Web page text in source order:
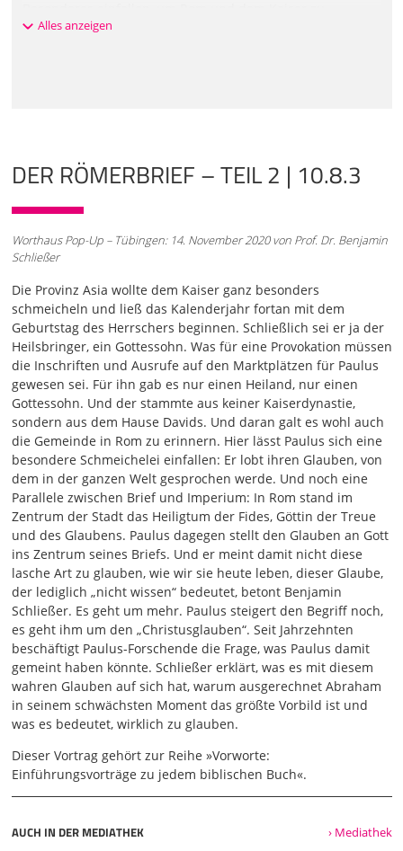
schmeicheln. Mit dem Geburtstag des göttlichen Kaisers
gegeben. Sie wäre dem Untergang verfallen, wenn nicht in
dem heute Geborenen für alle Menschen ein
gemeinsames Heil aufgestrahlt wäre. Nun endlich ist die
richtig urteilt, wird in diesem Geburtstag den Anfang des
Lebens und der Lebenskräfte für sich erkennen. Es ist
unmöglich, in gebührender Weise für so große Wohltaten
zu danken, die dieser Tag uns gebracht hat. Die
Vorsehung, die über allem Leben waltet, hat diesen Mann
zum Heil der Menschen mit solchen Gaben erfüllt, dass er
uns und den kommenden Geschlechtern als Retter
gesandt ist." Der Geburtstag des Gottes aber war für die
Welt Anfang der von ihm
02:00
ausgehenden guten Botschaften, nämlich Evangelien. Die
Geistideologie stand Paulus vor Augen, wenn er mit den
Menschen ins Gespräch kommt, wenn er predigt, wenn er
seine Briefe schreibt. Der Geburtstag des Gottessohns
verändert die Welt. Er ist der Ausgangspunkt aller guten
Nachrichten, also aller Evangelien. Er erinnert an das Heil,
das der Weltenretter verkörpert. Natürlich waren solche
Ideen für ihn mehr als ein attraktiver Anknüpfungspunkt.
Sie waren zugleich eine krasse Provokation für ihn als
Juden. Ihm, der große Teile der griechischen Bibel
auswendig kennt und der sich gerade mit prophetischen
Traditionen identifiziert: Für ihn ergibt sich wie von selbst
eine Verbindung zu Sätzen aus Jesaja: "Wie lieblich klingen
die Schritte des Freudenboten" - also des Evangelisten -
"auf den Bergen, der Frieden verkündet, der
gute Botschaft bringt, der Rettung verkündet, der zu Zion
spricht, dein Gott ist König geworden", Jesaja 52 Vers 7.
Paulus schafft daraus seine eigene Provokation. Er, Paulus,
verkündet. Inhalt des Evangeliums ist der Sohn Gottes,
Alles anzeigen
DER RÖMERBRIEF – TEIL 2 | 10.8.3
Worthaus Pop-Up – Tübingen: 14. November 2020 von Prof. Dr. Benjamin
Schließer
Die Provinz Asia wollte dem Kaiser ganz besonders
schmeicheln und ließ das Kalenderjahr fortan mit dem
Geburtstag des Herrschers beginnen. Schließlich sei er ja der
Heilsbringer, ein Gottessohn. Was für eine Provokation müssen
die Inschriften und Ausrufe auf den Marktplätzen für Paulus
gewesen sei. Für ihn gab es nur einen Heiland, nur einen
Gottessohn. Und der stammte aus keiner Kaiserdynastie,
sondern aus dem Hause Davids. Und daran galt es wohl auch
die Gemeinde in Rom zu erinnern. Hier lässt Paulus sich eine
besondere Schmeichelei einfallen: Er lobt ihren Glauben, von
dem in der ganzen Welt gesprochen werde. Und noch eine
Parallele zwischen Brief und Imperium: In Rom stand im
Zentrum der Stadt das Heiligtum der Fides, Göttin der Treue
und des Glaubens. Paulus dagegen stellt den Glauben an Gott
ins Zentrum seines Briefs. Und er meint damit nicht diese
lasche Art zu glauben, wie wir sie heute leben, dieser Glaube,
der lediglich „nicht wissen“ bedeutet, betont Benjamin
Schließer. Es geht um mehr. Paulus steigert den Begriff noch,
es geht ihm um den „Christusglauben“. Seit Jahrzehnten
beschäftigt Paulus-Forschende die Frage, was Paulus damit
gemeint haben könnte. Schließer erklärt, was es mit diesem
wahren Glauben auf sich hat, warum ausgerechnet Abraham
in seinem schwächsten Moment das größte Vorbild ist und
was es bedeutet, wirklich zu glauben.
Dieser Vortrag gehört zur Reihe »Vorworte:
Einführungsvorträge zu jedem biblischen Buch«.
AUCH IN DER MEDIATHEK › Mediathek